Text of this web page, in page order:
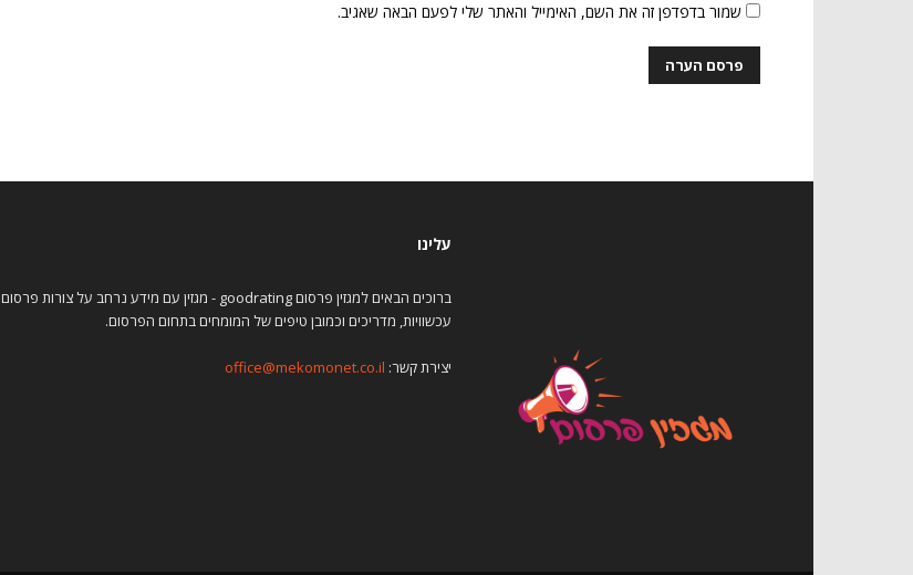
שמור בדפדפן זה את השם, האימייל והאתר שלי לפעם הבאה שאגיב.
עלינו
ברוכים הבאים למגזין פרסום goodrating - מגזין עם מידע נרחב על צורות פרסום
עכשוויות, מדריכים וכמובן טיפים של המומחים בתחום הפרסום.
יצירת קשר: office@mekomonet.co.il